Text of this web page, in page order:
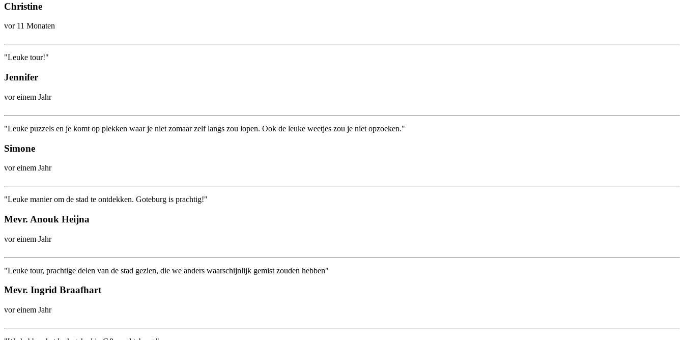
Christine
vor 11 Monaten
"Leuke tour!"
Jennifer
vor einem Jahr
"Leuke puzzels en je komt op plekken waar je niet zomaar zelf langs zou lopen. Ook de leuke weetjes zou je niet opzoeken."
Simone
vor einem Jahr
"Leuke manier om de stad te ontdekken. Goteburg is prachtig!"
Mevr. Anouk Heijna
vor einem Jahr
"Leuke tour, prachtige delen van de stad gezien, die we anders waarschijnlijk gemist zouden hebben"
Mevr. Ingrid Braafhart
vor einem Jahr